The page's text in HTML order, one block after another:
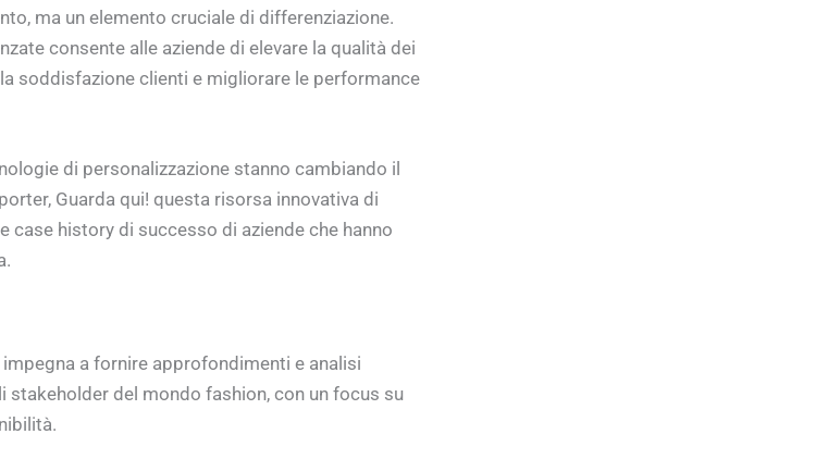
ma un elemento cruciale di differenziazione.
consente alle aziende di elevare la qualità dei
soddisfazione clienti e migliorare le performance
di personalizzazione stanno cambiando il
Guarda qui! questa risorsa innovativa di
case history di successo di aziende che hanno
a fornire approfondimenti e analisi
stakeholder del mondo fashion, con un focus su